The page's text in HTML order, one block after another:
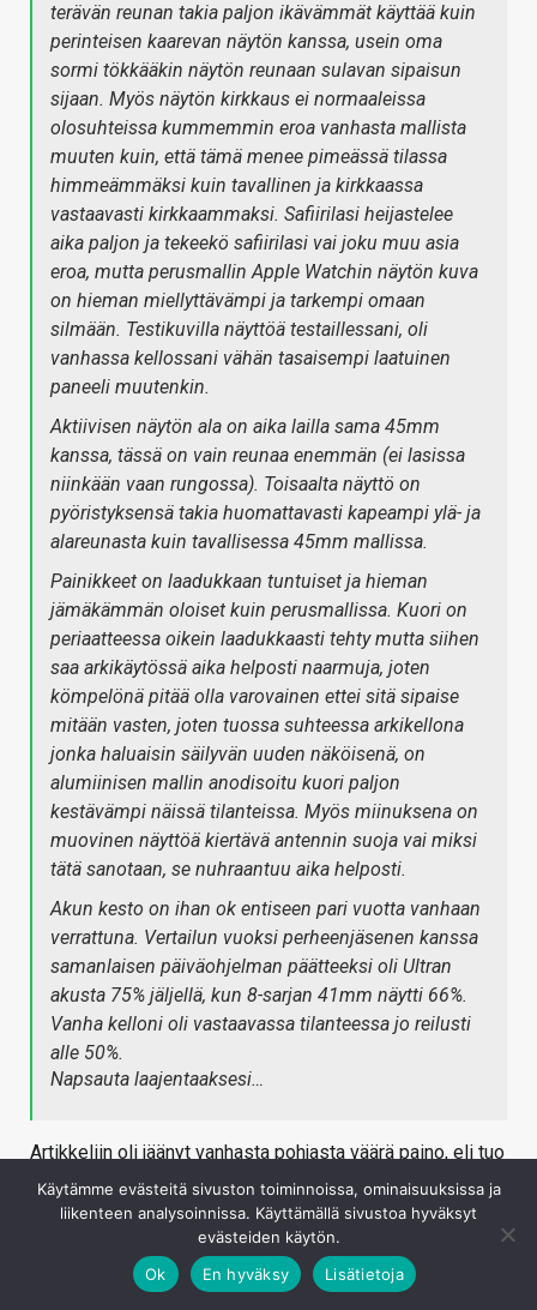
terävän reunan takia paljon ikävämmät käyttää kuin
perinteisen kaarevan näytön kanssa, usein oma
sormi tökkääkin näytön reunaan sulavan sipaisun
sijaan. Myös näytön kirkkaus ei normaaleissa
olosuhteissa kummemmin eroa vanhasta mallista
muuten kuin, että tämä menee pimeässä tilassa
himmeämmäksi kuin tavallinen ja kirkkaassa
vastaavasti kirkkaammaksi. Safiirilasi heijastelee
aika paljon ja tekeekö safiirilasi vai joku muu asia
eroa, mutta perusmallin Apple Watchin näytön kuva
on hieman miellyttävämpi ja tarkempi omaan
silmään. Testikuvilla näyttöä testaillessani, oli
vanhassa kellossani vähän tasaisempi laatuinen
paneeli muutenkin.
Aktiivisen näytön ala on aika lailla sama 45mm
kanssa, tässä on vain reunaa enemmän (ei lasissa
niinkään vaan rungossa). Toisaalta näyttö on
pyöristyksensä takia huomattavasti kapeampi ylä- ja
alareunasta kuin tavallisessa 45mm mallissa.
Painikkeet on laadukkaan tuntuiset ja hieman
jämäkämmän oloiset kuin perusmallissa. Kuori on
periaatteessa oikein laadukkaasti tehty mutta siihen
saa arkikäytössä aika helposti naarmuja, joten
kömpelönä pitää olla varovainen ettei sitä sipaise
mitään vasten, joten tuossa suhteessa arkikellona
jonka haluaisin säilyvän uuden näköisenä, on
alumiinisen mallin anodisoitu kuori paljon
kestävämpi näissä tilanteissa. Myös miinuksena on
muovinen näyttöä kiertävä antennin suoja vai miksi
tätä sanotaan, se nuhraantuu aika helposti.
Akun kesto on ihan ok entiseen pari vuotta vanhaan
verrattuna. Vertailun vuoksi perheenjäsenen kanssa
samanlaisen päiväohjelman päätteeksi oli Ultran
akusta 75% jäljellä, kun 8-sarjan 41mm näytti 66%.
Vanha kelloni oli vastaavassa tilanteessa jo reilusti
alle 50%.
Napsauta laajentaaksesi…
Artikkeliin oli jäänyt vanhasta pohjasta väärä paino, eli tuo
Applen itse ilmoittama 61,3 grammaa on nyt päivitetty
myös artikkeliin.
Käytämme evästeitä sivuston toiminnoissa, ominaisuuksissa ja
liikenteen analysoinnissa. Käyttämällä sivustoa hyväksyt
evästeiden käytön.
Ok
En hyväksy Lisätietoja